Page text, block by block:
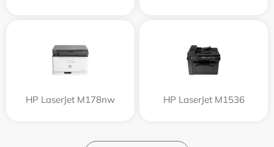
HP LaserJet M178nw HP LaserJet M1536